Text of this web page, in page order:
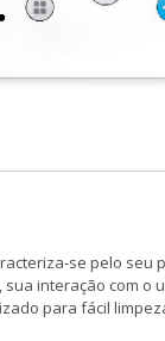
se pelo
interação com o
para fácil